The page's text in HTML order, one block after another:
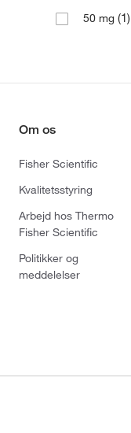
50 mg (1)
Om os
Fisher Scientific
Kvalitetsstyring
Arbejd hos Thermo
Fisher Scientific
Politikker og
meddelelser